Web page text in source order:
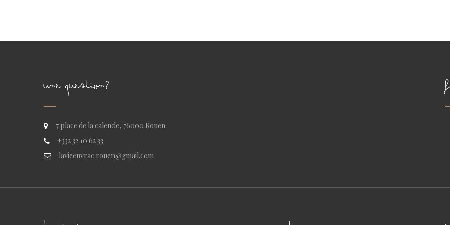
UNE QUESTION?
7 place de la calende, 76000 Rouen
+332 32 10 62 33
lavieenvrac.rouen@gmail.com